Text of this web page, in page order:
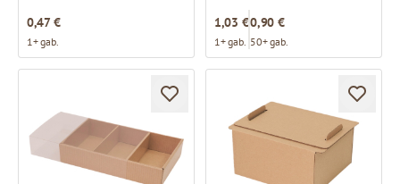
0,47 €
1+ gab.
1,03 €
1+ gab.
0,90 €
50+ gab.